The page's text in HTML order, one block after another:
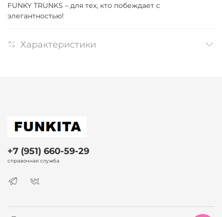
FUNKY TRUNKS – для тех, кто побеждает с
элегантностью!
Характеристики
+7 (951) 660-59-29
справочная служба